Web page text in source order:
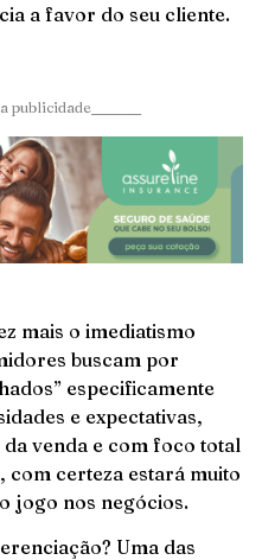
a favor do seu cliente.
publicidade_______
mais o imediatismo
buscam por
especificamente
e expectativas,
venda e com foco total
com certeza estará muito
jogo nos negócios.
Uma das